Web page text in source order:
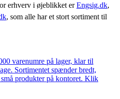
erhverv i øjeblikket erEngsig.dk,
, som alle har et stort sortiment til
varenumre på lager, klar til
Sortimentet spænder bredt,
produkter på kontoret. Klik